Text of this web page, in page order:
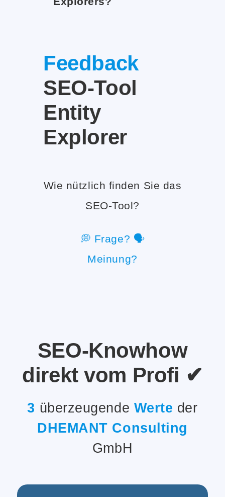
Feedback
SEO-Tool
Entity
Explorer
Wie nützlich finden Sie das
SEO-Tool?
💭 Frage? 🗣️
Meinung?
SEO-Knowhow
direkt vom Profi ✔
3 überzeugende Werte der
DHEMANT Consulting
GmbH